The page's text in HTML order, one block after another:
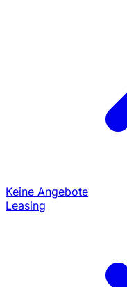
Keine Angebote
Leasing